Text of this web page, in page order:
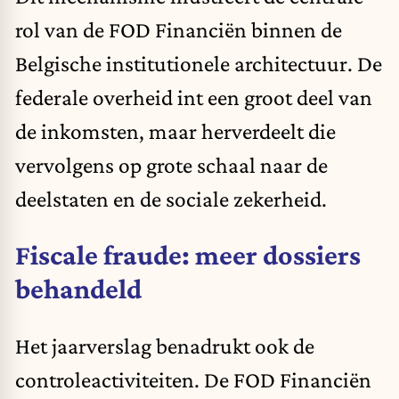
rol van de FOD Financiën binnen de
Belgische institutionele architectuur. De
federale overheid int een groot deel van
de inkomsten, maar herverdeelt die
vervolgens op grote schaal naar de
deelstaten en de sociale zekerheid.
Fiscale fraude: meer dossiers
behandeld
Het jaarverslag benadrukt ook de
controleactiviteiten. De FOD Financiën